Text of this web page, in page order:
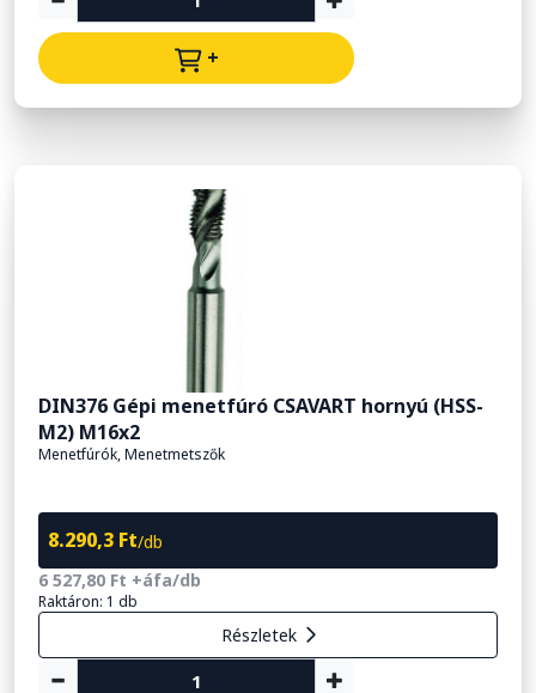
+
DIN376 Gépi menetfúró CSAVART hornyú (HSS-
M2) M16x2
Menetfúrók, Menetmetszők
8.290,3 Ft/db
6 527,80 Ft +áfa/db
Raktáron: 1 db
Részletek